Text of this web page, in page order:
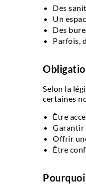
Des
Un
Des
Parfois,
Selon la
certaines
Être
Garantir
Offrir
Être